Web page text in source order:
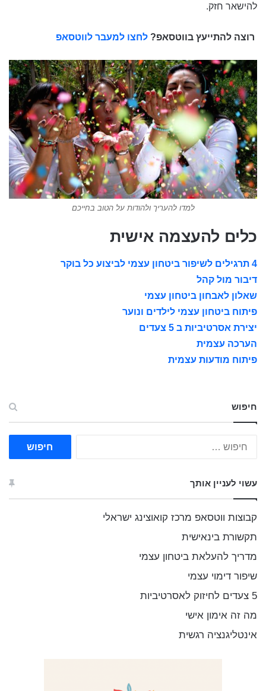
להישאר חזק.
רוצה להתייעץ בווטסאפ? לחצו למעבר לווטסאפ
למדו להעריך ולהודות על הטוב בחייכם
כלים להעצמה אישית
4 תרגילים לשיפור ביטחון עצמי לביצוע כל בוקר
דיבור מול קהל
שאלון לאבחון ביטחון עצמי
פיתוח ביטחון עצמי לילדים ונוער
יצירת אסרטיביות ב 5 צעדים
הערכה עצמית
פיתוח מודעות עצמית
חיפוש
עשוי לעניין אותך
קבוצות ווטסאפ מרכז קואוצינג ישראלי
תקשורת בינאישית
מדריך להעלאת ביטחון עצמי
שיפור דימוי עצמי
5 צעדים לחיזוק לאסרטיביות
מה זה אימון אישי
אינטליגנציה רגשית